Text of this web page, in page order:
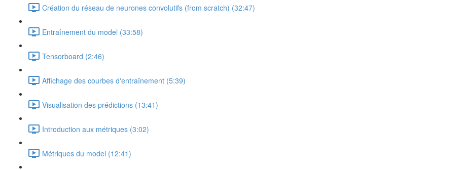
Création du réseau de neurones convolutifs (from scratch) (32:47)
Entraînement du model (33:58)
Tensorboard (2:46)
Affichage des courbes d'entraînement (5:39)
Visualisation des prédictions (13:41)
Introduction aux métriques (3:02)
Métriques du model (12:41)